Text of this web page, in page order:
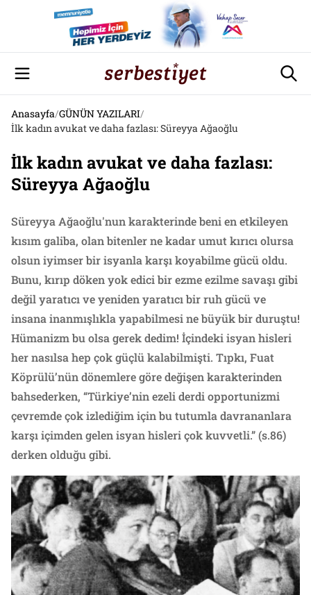
Anasayfa/GÜNÜN YAZILARI/
İlk kadın avukat ve daha fazlası: Süreyya Ağaoğlu
İlk kadın avukat ve daha fazlası:
Süreyya Ağaoğlu
Süreyya Ağaoğlu'nun karakterinde beni en etkileyen
kısım galiba, olan bitenler ne kadar umut kırıcı olursa
olsun iyimser bir isyanla karşı koyabilme gücü oldu.
Bunu, kırıp döken yok edici bir ezme ezilme savaşı gibi
değil yaratıcı ve yeniden yaratıcı bir ruh gücü ve
insana inanmışlıkla yapabilmesi ne büyük bir duruştu!
Hümanizm bu olsa gerek dedim! İçindeki isyan hisleri
her nasılsa hep çok güçlü kalabilmişti. Tıpkı, Fuat
Köprülü’nün dönemlere göre değişen karakterinden
bahsederken, “Türkiye’nin ezeli derdi opportunizmi
çevremde çok izlediğim için bu tutumla davrananlara
karşı içimden gelen isyan hisleri çok kuvvetli.” (s.86)
derken olduğu gibi.